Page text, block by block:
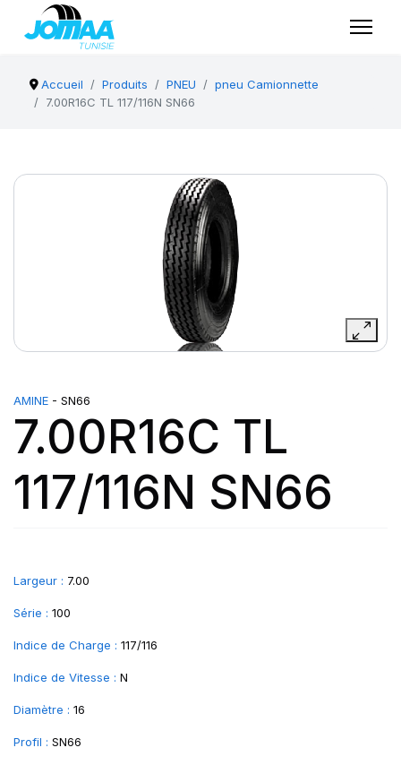
Accueil Produits PNEU
pneu Camionnette
7.00R16C TL 117/116N SN66
AMINE - SN66
7.00R16C TL
117/116N SN66
Largeur : 7.00
Série : 100
Indice de Charge : 117/116
Indice de Vitesse : N
Diamètre : 16
Profil : SN66